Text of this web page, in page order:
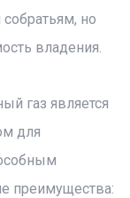
но
владения.
газ является
для
преимущества: